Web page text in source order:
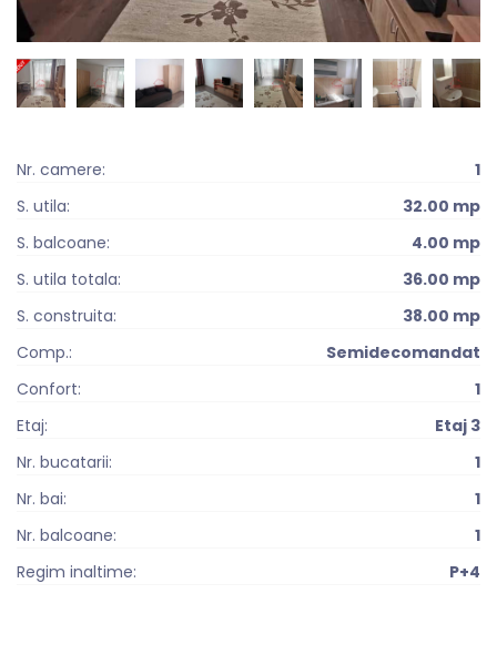
Nr. camere:
1
S. utila:
32.00 mp
S. balcoane:
4.00 mp
S. utila totala:
36.00 mp
S. construita:
38.00 mp
Comp.:
Semidecomandat
Confort:
1
Etaj:
Etaj 3
Nr. bucatarii:
1
Nr. bai:
1
Nr. balcoane:
1
Regim inaltime:
P+4